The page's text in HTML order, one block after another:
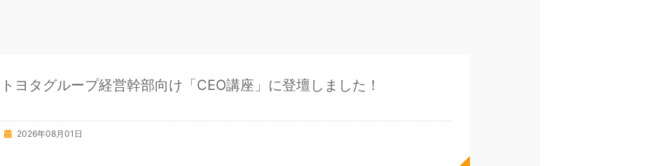
トヨタグループ経営幹部向け「CEO講座」に登壇しました！
2026年08月01日